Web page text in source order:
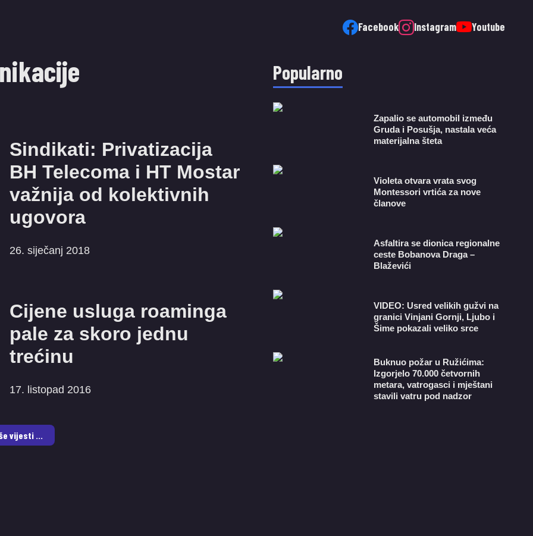
Facebook Instagram Youtube
Sindikati: Privatizacija
BH Telecoma i HT Mostar
važnija od kolektivnih
ugovora
26. siječanj 2018
Cijene usluga roaminga
pale za skoro jednu
trećinu
17. listopad 2016
vijesti ...
Popularno
Zapalio se automobil između
Gruda i Posušja, nastala veća
materijalna šteta
Violeta otvara vrata svog
Montessori vrtića za nove
članove
Asfaltira se dionica regionalne
ceste Bobanova Draga –
Blaževići
VIDEO: Usred velikih gužvi na
granici Vinjani Gornji, Ljubo i
Šime pokazali veliko srce
Buknuo požar u Ružićima:
Izgorjelo 70.000 četvornih
metara, vatrogasci i mještani
stavili vatru pod nadzor